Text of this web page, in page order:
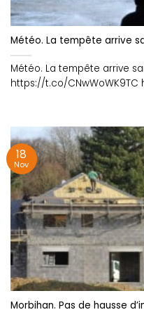
Météo. La tempête arrive
Météo. La tempête arrive
https://t.co/CNwWoWK9TC
Morbihan. Pas de hausse
18
Nov